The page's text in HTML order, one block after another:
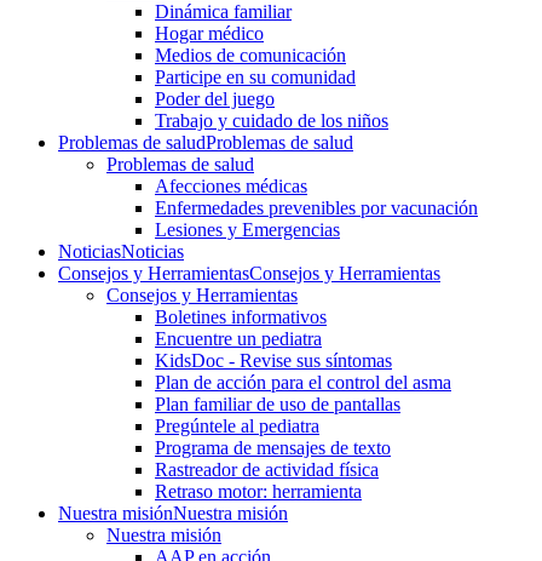
Dinámica familiar
Hogar médico
Medios de comunicación
Participe en su comunidad
Poder del juego
Trabajo y cuidado de los niños
Problemas de saludProblemas de salud
Problemas de salud
Afecciones médicas
Enfermedades prevenibles por vacunación
Lesiones y Emergencias
NoticiasNoticias
Consejos y HerramientasConsejos y Herramientas
Consejos y Herramientas
Boletines informativos
Encuentre un pediatra
KidsDoc - Revise sus síntomas
Plan de acción para el control del asma
Plan familiar de uso de pantallas
Pregúntele al pediatra
Programa de mensajes de texto
Rastre​​ador de activida​d física
Retraso motor: herramienta
Nuestra misiónNuestra misión
Nuestra misión
AAP en acción